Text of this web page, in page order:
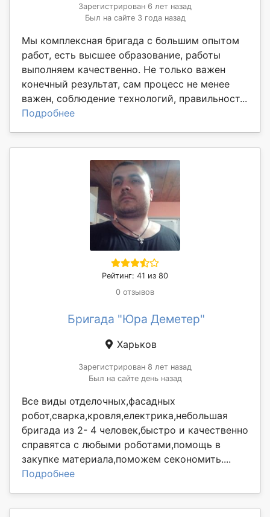
Зарегистрирован 6 лет назад
Был на сайте 3 года назад
Мы комплексная бригада с большим опытом
работ, есть высшее образование, работы
выполняем качественно. Не только важен
конечный результат, сам процесс не менее
важен, соблюдение технологий, правильност...
Подробнее
Рейтинг: 41 из 80
0 отзывов
Бригада "Юра Деметер"
Харьков
Зарегистрирован 8 лет назад
Был на сайте день назад
Все виды отделочных,фасадных
робот,сварка,кровля,електрика,небольшая
бригада из 2- 4 человек,быстро и качественно
справятса с любыми роботами,помощь в
закупке материала,поможем секономить....
Подробнее